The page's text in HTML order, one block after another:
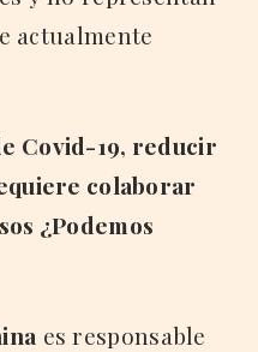
actualmente
Covid-19, reducir
colaborar
¿Podemos
es responsable